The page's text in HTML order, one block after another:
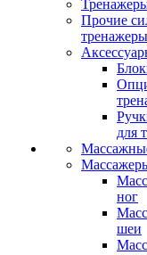
Прочие
тренажеры
для
ног
шеи